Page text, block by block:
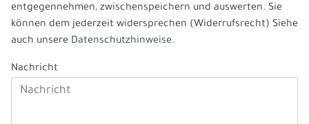
entgegennehmen, zwischenspeichern und auswerten. Sie
können dem jederzeit widersprechen (Widerrufsrecht) Siehe
auch unsere Datenschutzhinweise.
Nachricht